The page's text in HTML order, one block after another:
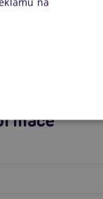
pro zkušené